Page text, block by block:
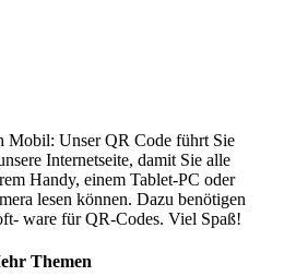
Mobil: Unser QR Code führt Sie
Internetseite, damit Sie alle
Handy, einem Tablet-PC oder
lesen können. Dazu benötigen
ware für QR-Codes. Viel Spaß!
Themen